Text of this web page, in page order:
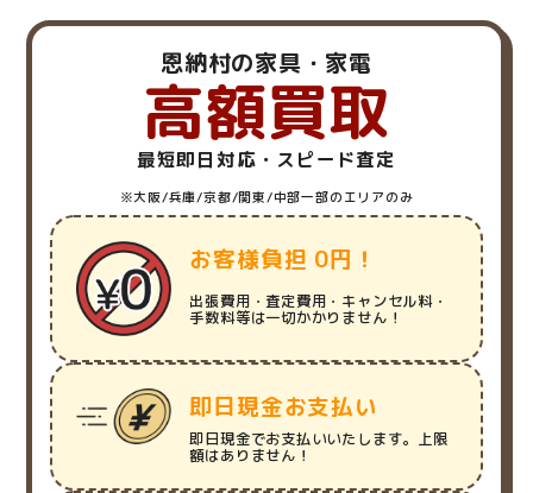
恩納村の家具・家電
高額買取
最短即日対応・スピード査定
※大阪/兵庫/京都/関東/中部一部のエリアのみ
お客様負担 0円！
出張費用・査定費用・キャンセル料・
手数料等は一切かかりません！
即日現金お支払い
即日現金でお支払いいたします。上限
額はありません！